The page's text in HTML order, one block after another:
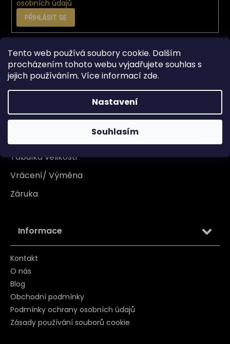
Tento web používá soubory cookie. Dalším
procházením tohoto webu vyjadřujete souhlas s
jejich používáním. Více informací zde.
Nastavení
Souhlasím
osobních údajů
PŘIHLÁSIT SE
Vše o nákupu
Doprava
Platba
Tabulka velikosti
Vrácení/ Výměna
Záruka
Informace
Kontakt
O nás
Blog
Obchodní podmínky
Podmínky ochrany osobních údajů
Zásady používání souborů cookie